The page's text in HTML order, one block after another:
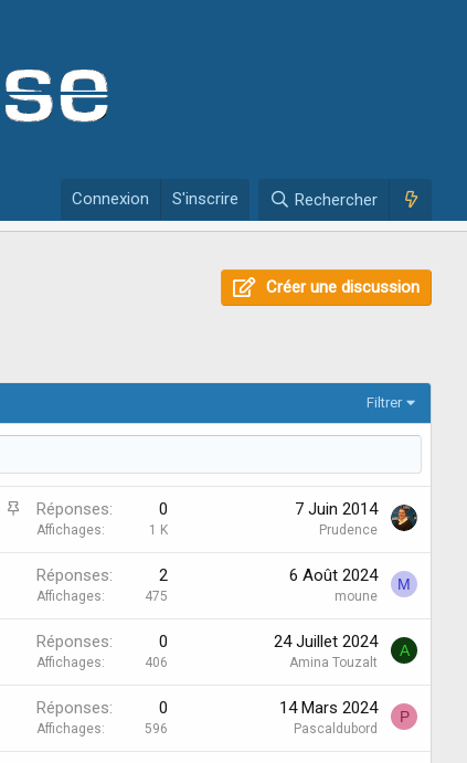
Connexion S'inscrire Rechercher
Créer une discussion
Filtrer
D
Réponses 0
Affichages 1 K
7 Juin 2014
Prudence
Réponses 2
Affichages 475
6 Août 2024
moune
M
Réponses 0
Affichages 406
24 Juillet 2024
Amina Touzalt
A
Réponses 0
Affichages 596
14 Mars 2024
Pascaldubord
P